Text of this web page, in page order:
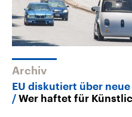
Archiv
EU diskutiert über
Wer haftet für